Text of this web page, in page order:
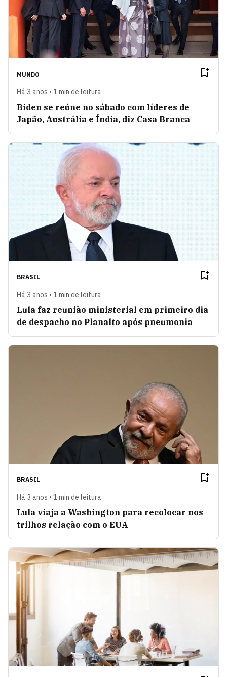
MUNDO
Há 3 anos • 1 min de leitura
Biden se reúne no sábado com líderes de
Japão, Austrália e Índia, diz Casa Branca
BRASIL
Há 3 anos • 1 min de leitura
Lula faz reunião ministerial em primeiro dia
de despacho no Planalto após pneumonia
BRASIL
Há 3 anos • 1 min de leitura
Lula viaja a Washington para recolocar nos
trilhos relação com o EUA